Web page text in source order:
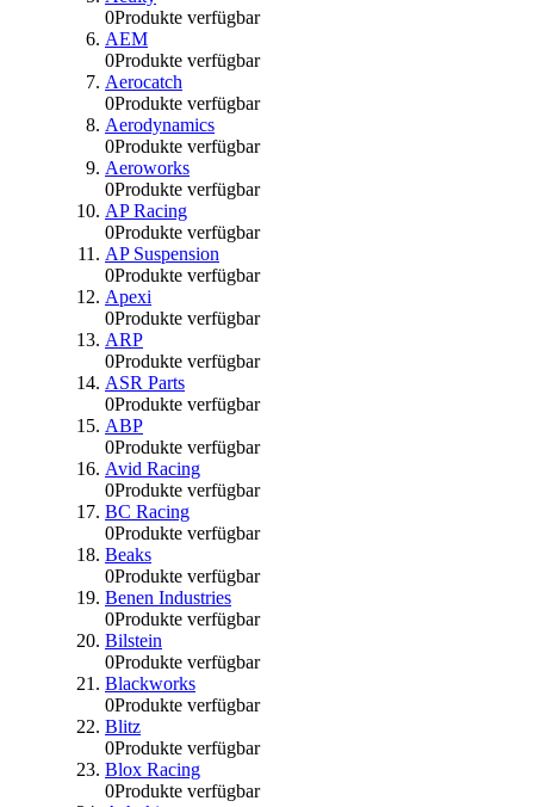
0Produkte verfügbar
AEM
0Produkte verfügbar
Aerocatch
0Produkte verfügbar
Aerodynamics
0Produkte verfügbar
Aeroworks
0Produkte verfügbar
AP Racing
0Produkte verfügbar
AP Suspension
0Produkte verfügbar
Apexi
0Produkte verfügbar
ARP
0Produkte verfügbar
ASR Parts
0Produkte verfügbar
ABP
0Produkte verfügbar
Avid Racing
0Produkte verfügbar
BC Racing
0Produkte verfügbar
Beaks
0Produkte verfügbar
Benen Industries
0Produkte verfügbar
Bilstein
0Produkte verfügbar
Blackworks
0Produkte verfügbar
Blitz
0Produkte verfügbar
Blox Racing
0Produkte verfügbar